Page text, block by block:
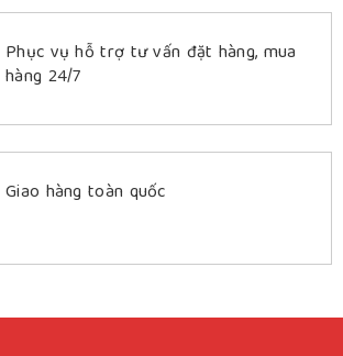
Phục vụ hỗ trợ tư vấn đặt hàng, mua
hàng 24/7
Giao hàng toàn quốc